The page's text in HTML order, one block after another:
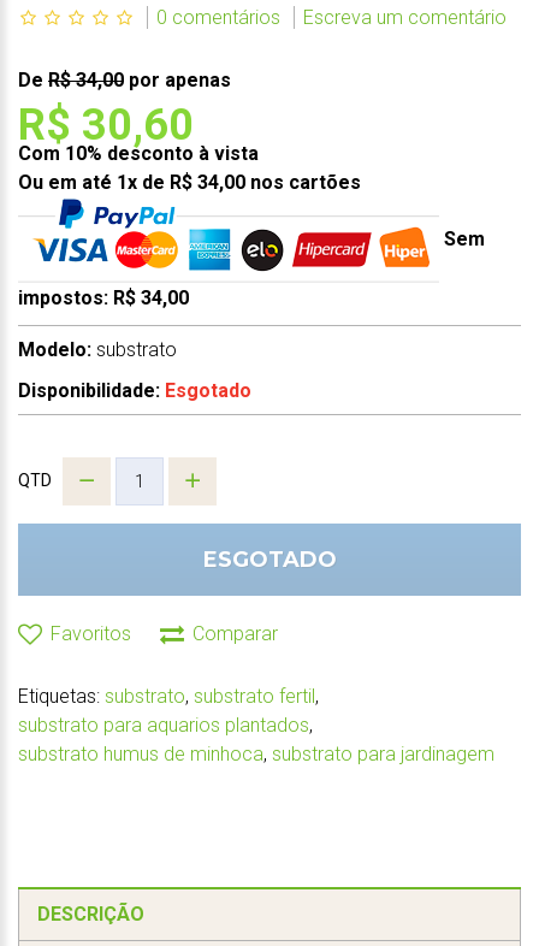
0 comentários Escreva um comentário
De R$ 34,00 por apenas
R$ 30,60
Com 10% desconto à vista
Ou em até 1x de R$ 34,00 nos cartões
Sem
impostos: R$ 34,00
Modelo: substrato
Disponibilidade: Esgotado
QTD
ESGOTADO
Favoritos Comparar
Etiquetas: substrato, substrato fertil,
substrato para aquarios plantados,
substrato humus de minhoca, substrato para jardinagem
DESCRIÇÃO